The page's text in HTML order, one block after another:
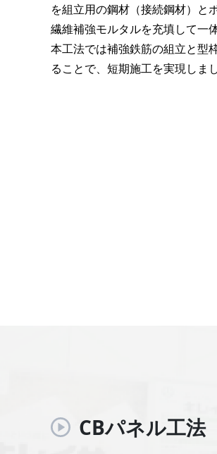
を組立用の鋼材（接続鋼材）と
繊維補強モルタルを充填して一
本工法では補強鉄筋の組立と型
ることで、短期施工を実現しまし
CBパネル工法